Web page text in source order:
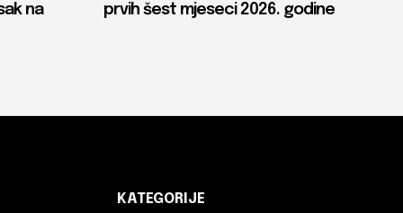
na
prvih šest mjeseci 2026. godine
KATEGORIJE